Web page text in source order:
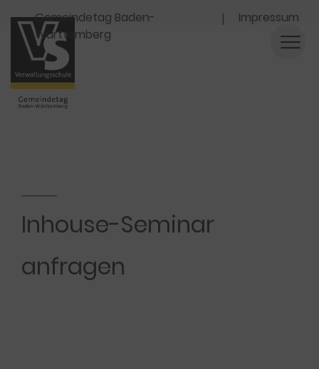
Navigation
Gemeindetag Baden-
Württemberg
Impressum
Inhouse-Seminar
anfragen